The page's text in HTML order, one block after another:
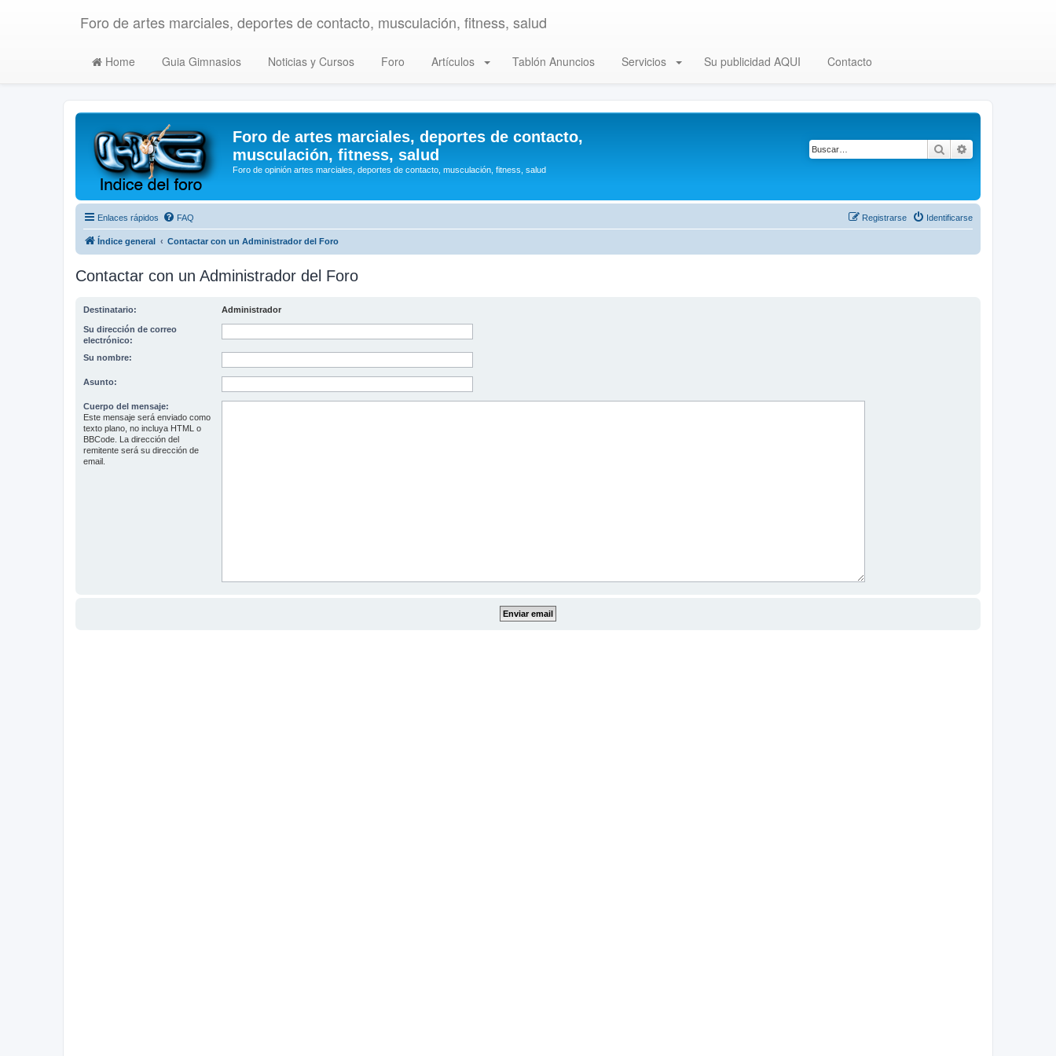
Foro de artes marciales, deportes de contacto, musculación, fitness, salud
Home Guia Gimnasios Noticias y Cursos Foro Artículos Tablón Anuncios Servicios Su publicidad AQUI Contacto
Foro de artes marciales, deportes de contacto,
musculación, fitness, salud
Foro de opinión artes marciales, deportes de contacto, musculación, fitness, salud
Buscar
Enlaces rápidos FAQ Identificarse
Registrarse
Índice general Contactar con un Administrador del Foro
Contactar con un Administrador del Foro
Destinatario: Administrador
Su dirección de correo
electrónico:
Su nombre:
Asunto:
Cuerpo del mensaje:
Este mensaje será enviado como
texto plano, no incluya HTML o
BBCode. La dirección del
remitente será su dirección de
email.